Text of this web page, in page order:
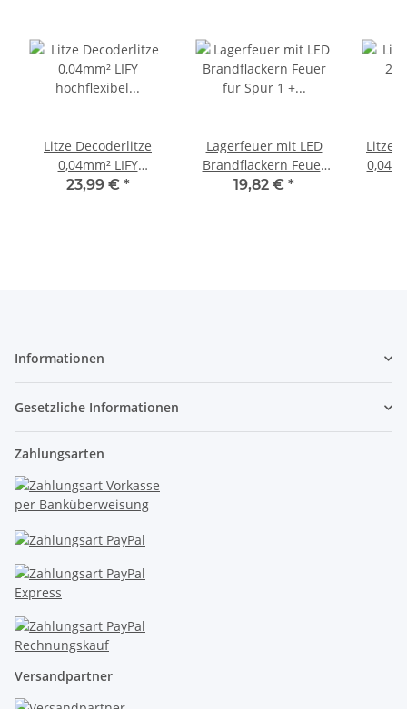
Litze Decoderlitze
0,04mm² LIFY
hochflexibel dünn 100
23,99 € *
Lagerfeuer mit LED
Brandflackern Feuer
für Spur 1 + G und
19,82 € *
Litze
Informationen
Gesetzliche Informationen
Zahlungsarten
Versandpartner